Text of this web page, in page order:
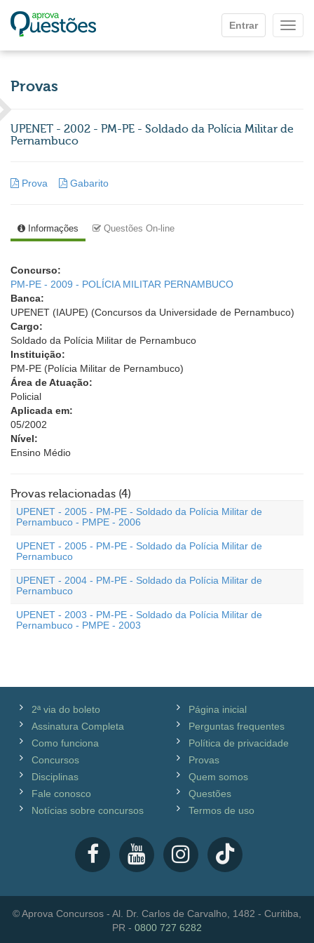
Entrar
Provas
UPENET - 2002 - PM-PE - Soldado da Polícia Militar de
Pernambuco
Prova Gabarito
Informações Questões On-line
Concurso:
PM-PE - 2009 - POLÍCIA MILITAR PERNAMBUCO
Banca:
UPENET (IAUPE) (Concursos da Universidade de Pernambuco)
Cargo:
Soldado da Polícia Militar de Pernambuco
Instituição:
PM-PE (Polícia Militar de Pernambuco)
Área de Atuação:
Policial
Aplicada em:
05/2002
Nível:
Ensino Médio
Provas relacionadas (4)
UPENET - 2005 - PM-PE - Soldado da Polícia Militar de
Pernambuco - PMPE - 2006
UPENET - 2005 - PM-PE - Soldado da Polícia Militar de
Pernambuco
UPENET - 2004 - PM-PE - Soldado da Polícia Militar de
Pernambuco
UPENET - 2003 - PM-PE - Soldado da Polícia Militar de
Pernambuco - PMPE - 2003
2ª via do boleto
Assinatura Completa
Como funciona
Concursos
Disciplinas
Fale conosco
Notícias sobre concursos
Página inicial
Perguntas frequentes
Política de privacidade
Provas
Quem somos
Questões
Termos de uso
© Aprova Concursos - Al. Dr. Carlos de Carvalho, 1482 - Curitiba,
PR - 0800 727 6282